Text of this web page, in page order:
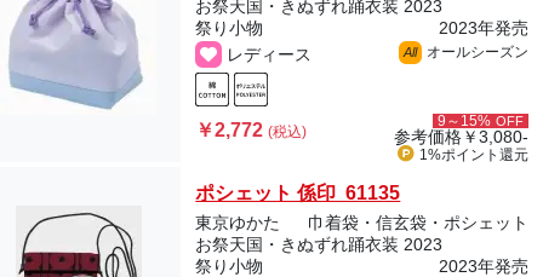
お祭天国・きぬずれ踊衣装 2023
祭り小物
2023年発売
レディース
All オールシーズン
￥2,772(税込)
9～15% OFF
参考価格￥3,080-
1%ポイント 還元
ポシェット 係印 61135
東京ゆかた
巾着袋・信玄袋・ポシェット
お祭天国・きぬずれ踊衣装 2023
祭り小物
2023年発売